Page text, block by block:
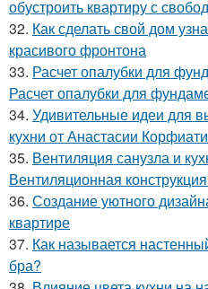
обустроить квартиру с
32. Как сделать свой дом
красивого фронтона
33. Расчет опалубки для
Расчет опалубки для
34. Удивительные идеи для
кухни от Анастасии Корфиати
35. Вентиляция санузла и
Вентиляционная
36. Создание уютного
квартире
37. Как называется
бра?